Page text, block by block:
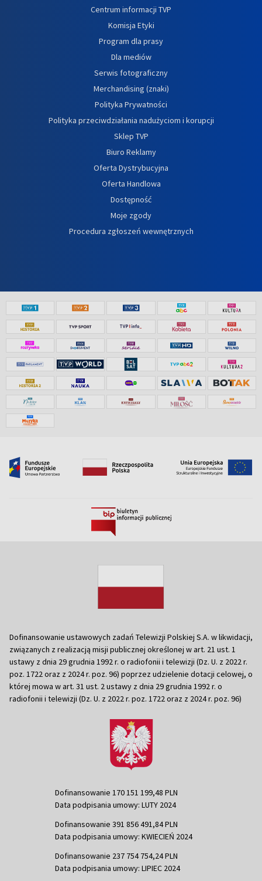
Centrum informacji TVP
Komisja Etyki
Program dla prasy
Dla mediów
Serwis fotograficzny
Merchandising (znaki)
Polityka Prywatności
Polityka przeciwdziałania nadużyciom i korupcji
Sklep TVP
Biuro Reklamy
Oferta Dystrybucyjna
Oferta Handlowa
Dostępność
Moje zgody
Procedura zgłoszeń wewnętrznych
Dofinansowanie ustawowych zadań Telewizji Polskiej S.A. w likwidacji,
związanych z realizacją misji publicznej określonej w art. 21 ust. 1
ustawy z dnia 29 grudnia 1992 r. o radiofonii i telewizji (Dz. U. z 2022 r.
poz. 1722 oraz z 2024 r. poz. 96) poprzez udzielenie dotacji celowej, o
której mowa w art. 31 ust. 2 ustawy z dnia 29 grudnia 1992 r. o
radiofonii i telewizji (Dz. U. z 2022 r. poz. 1722 oraz z 2024 r. poz. 96)
Dofinansowanie 170 151 199,48 PLN
Data podpisania umowy: LUTY 2024
Dofinansowanie 391 856 491,84 PLN
Data podpisania umowy: KWIECIEŃ 2024
Dofinansowanie 237 754 754,24 PLN
Data podpisania umowy: LIPIEC 2024